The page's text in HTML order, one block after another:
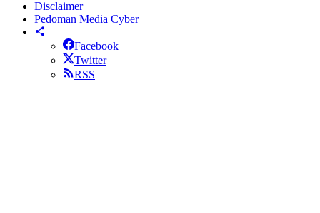
Disclaimer
Pedoman Media Cyber
Facebook
Twitter
RSS